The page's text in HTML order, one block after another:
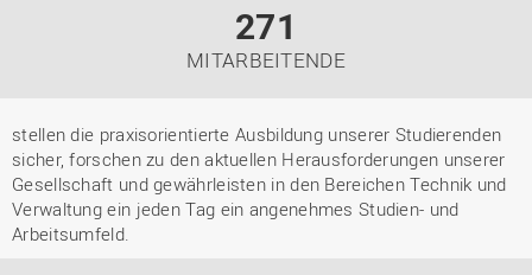
271
MITARBEITENDE
stellen die praxisorientierte Ausbildung unserer Studierenden
sicher, forschen zu den aktuellen Herausforderungen unserer
Gesellschaft und gewährleisten in den Bereichen Technik und
Verwaltung ein jeden Tag ein angenehmes Studien- und
Arbeitsumfeld.